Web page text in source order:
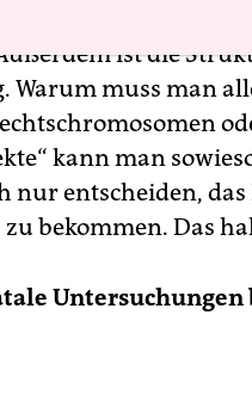
ist die
Warum muss man
kann man
nur entscheiden,
zu bekommen. Das